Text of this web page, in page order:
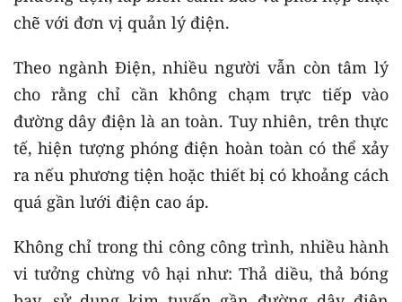
chẽ với đơn vị quản lý điện.
Theo ngành Điện, nhiều người vẫn còn tâm lý
cho rằng chỉ cần không chạm trực tiếp vào
đường dây điện là an toàn. Tuy nhiên, trên thực
tế, hiện tượng phóng điện hoàn toàn có thể xảy
ra nếu phương tiện hoặc thiết bị có khoảng cách
quá gần lưới điện cao áp.
Không chỉ trong thi công công trình, nhiều hành
vi tưởng chừng vô hại như: Thả diều, thả bóng